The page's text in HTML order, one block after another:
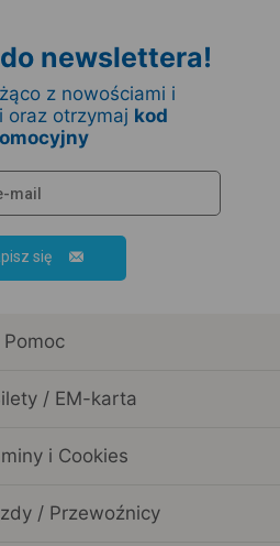
newslettera!
z nowościami i
oraz otrzymaj kod
się
Pomoc
/ EM-karta
i Cookies
/ Przewoźnicy